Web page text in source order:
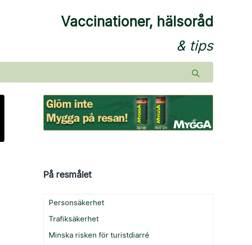
Vaccinationer, hälsoråd
& tips
På resmålet
Personsäkerhet
Trafiksäkerhet
Minska risken för turistdiarré